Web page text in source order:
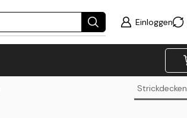
Einloggen
Strickdecken